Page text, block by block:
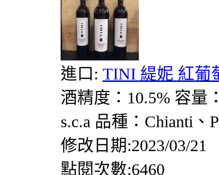
進口: TINI 緹妮 紅葡
酒精度：10.5% 容量
s.c.a 品種：Chianti、
修改日期:2023/03/21
點閱次數:6460